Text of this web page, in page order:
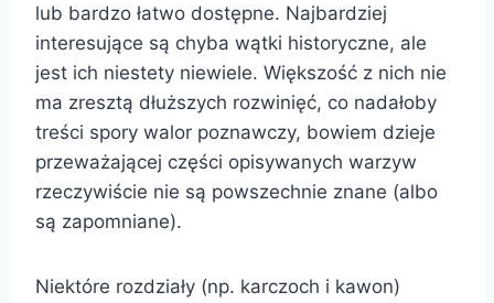
lub bardzo łatwo dostępne. Najbardziej
interesujące są chyba wątki historyczne, ale
jest ich niestety niewiele. Większość z nich nie
ma zresztą dłuższych rozwinięć, co nadałoby
treści spory walor poznawczy, bowiem dzieje
przeważającej części opisywanych warzyw
rzeczywiście nie są powszechnie znane (albo
są zapomniane).
Niektóre rozdziały (np. karczoch i kawon)